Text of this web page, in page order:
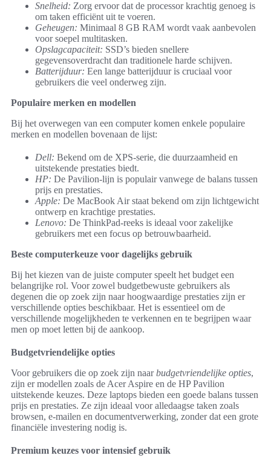
Snelheid: Zorg ervoor dat de processor krachtig genoeg is
om taken efficiënt uit te voeren.
Geheugen: Minimaal 8 GB RAM wordt vaak aanbevolen
voor soepel multitasken.
Opslagcapaciteit: SSD’s bieden snellere
gegevensoverdracht dan traditionele harde schijven.
Batterijduur: Een lange batterijduur is cruciaal voor
gebruikers die veel onderweg zijn.
Populaire merken en modellen
Bij het overwegen van een computer komen enkele populaire
merken en modellen bovenaan de lijst:
Dell: Bekend om de XPS-serie, die duurzaamheid en
uitstekende prestaties biedt.
HP: De Pavilion-lijn is populair vanwege de balans tussen
prijs en prestaties.
Apple: De MacBook Air staat bekend om zijn lichtgewicht
ontwerp en krachtige prestaties.
Lenovo: De ThinkPad-reeks is ideaal voor zakelijke
gebruikers met een focus op betrouwbaarheid.
Beste computerkeuze voor dagelijks gebruik
Bij het kiezen van de juiste computer speelt het budget een
belangrijke rol. Voor zowel budgetbewuste gebruikers als
degenen die op zoek zijn naar hoogwaardige prestaties zijn er
verschillende opties beschikbaar. Het is essentieel om de
verschillende mogelijkheden te verkennen en te begrijpen waar
men op moet letten bij de aankoop.
Budgetvriendelijke opties
Voor gebruikers die op zoek zijn naarbudgetvriendelijke opties,
zijn er modellen zoals de Acer Aspire en de HP Pavilion
uitstekende keuzes. Deze laptops bieden een goede balans tussen
prijs en prestaties. Ze zijn ideaal voor alledaagse taken zoals
browsen, e-mailen en documentverwerking, zonder dat een grote
financiële investering nodig is.
Premium keuzes voor intensief gebruik